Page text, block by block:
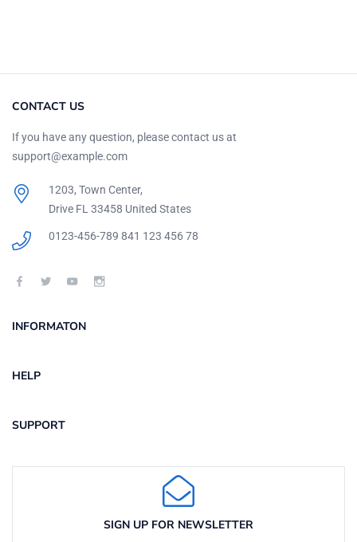
CONTACT US
If you have any question, please contact us at
support@example.com
1203, Town Center,
Drive FL 33458 United States
0123-456-789 841 123 456 78
INFORMATON
HELP
SUPPORT
SIGN UP FOR NEWSLETTER